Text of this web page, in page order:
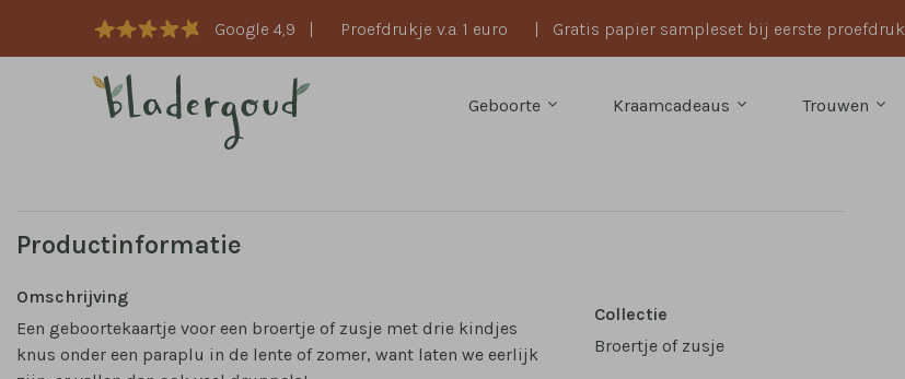
Google 4,9 | Proefdrukje v.a. 1 euro | Gratis papier sampleset bij eerste proefdruk
Geboorte Kraamcadeaus Trouwen
Productinformatie
Omschrijving
Een geboortekaartje voor een broertje of zusje met drie kindjes
knus onder een paraplu in de lente of zomer, want laten we eerlijk
Collectie
Broertje of zusje